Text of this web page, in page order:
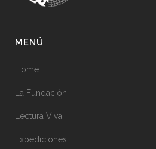
MENÚ
Home
La Fundación
Lectura Viva
Expediciones